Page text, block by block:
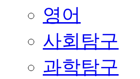
영어
사회탐구
과학탐구